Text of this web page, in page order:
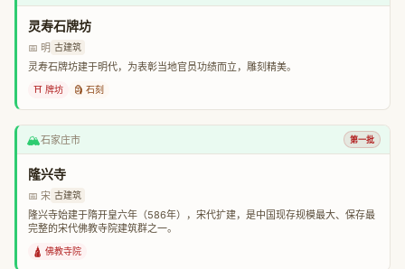
灵寿石牌坊
📅 明 古建筑
灵寿石牌坊建于明代，为表彰当地官员功绩而立，雕刻精美。
⛩️ 牌坊 🗿 石刻
🏔️石家庄市 第一批
隆兴寺
📅 宋 古建筑
隆兴寺始建于隋开皇六年（586年），宋代扩建，是中国现存规模最大、保存最
完整的宋代佛教寺院建筑群之一。
🛕 佛教寺院